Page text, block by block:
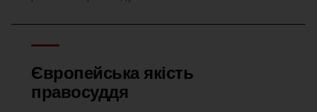
Європейська якість
правосуддя